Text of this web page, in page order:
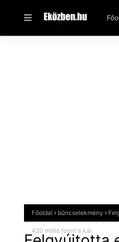
Főoldal bűncselekmény
420 millió forint a kár